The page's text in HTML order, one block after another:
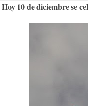
Hoy 10 de diciembre se